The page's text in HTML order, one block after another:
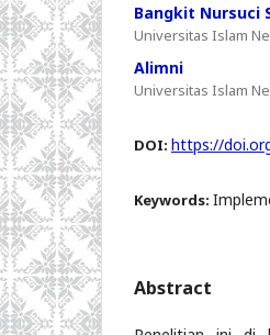
Bangkit Nursuci
Universitas Islam
Alimni
Universitas Islam
DOI: https://
Keywords:
Abstract